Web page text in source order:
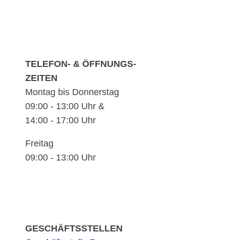
TELEFON- & ÖFFNUNGS-
ZEITEN
Montag bis Donnerstag
09:00 - 13:00 Uhr &
14:00 - 17:00 Uhr
Freitag
09:00 - 13:00 Uhr
GESCHÄFTSSTELLEN